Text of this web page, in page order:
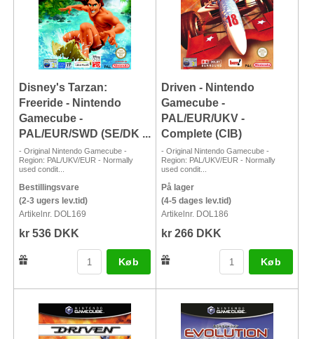
Disney's Tarzan:
Freeride - Nintendo
Gamecube -
PAL/EUR/SWD (SE/DK ...
- Original Nintendo Gamecube -
Region: PAL/UKV/EUR - Normally
used condit...
Bestillingsvare
(2-3 ugers lev.tid)
Artikelnr. DOL169
kr 536 DKK
Køb
Driven - Nintendo
Gamecube -
PAL/EUR/UKV -
Complete (CIB)
- Original Nintendo Gamecube -
Region: PAL/UKV/EUR - Normally
used condit...
På lager
(4-5 dages lev.tid)
Artikelnr. DOL186
kr 266 DKK
Køb